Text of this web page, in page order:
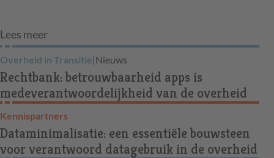
Lees meer
Overheid in Transitie|Nieuws
Rechtbank: betrouwbaarheid apps is
medeverantwoordelijkheid van de overheid
Kennispartners
Dataminimalisatie: een essentiële bouwsteen
voor verantwoord datagebruik in de overheid